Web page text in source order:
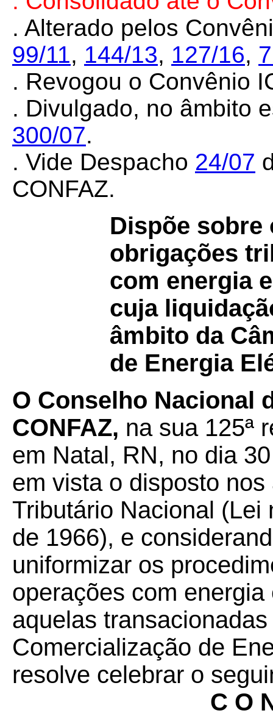
. Alterado pelos
99/11, 144/13, 127/16,
. Revogou o Convênio
. Divulgado, no âmbito
300/07.
. Vide Despacho 24/07
CONFAZ.
Dispõe sobre
obrigações
com energia
cuja
âmbito da
de Energia
O Conselho Nacional
CONFAZ, na sua 125ª
em Natal, RN, no dia
em vista o disposto
Tributário Nacional (Lei
de 1966), e
uniformizar os
operações com
aquelas
Comercialização de
resolve celebrar o
C O